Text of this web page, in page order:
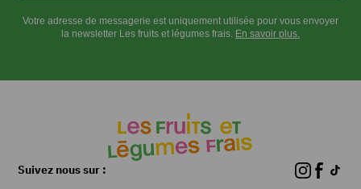
rouges
cuites
de
Votre adresse de messagerie est uniquement utilisée pour vous envoyer
la newsletter Les fruits et légumes frais. En savoir plus.
Suivez nous sur :